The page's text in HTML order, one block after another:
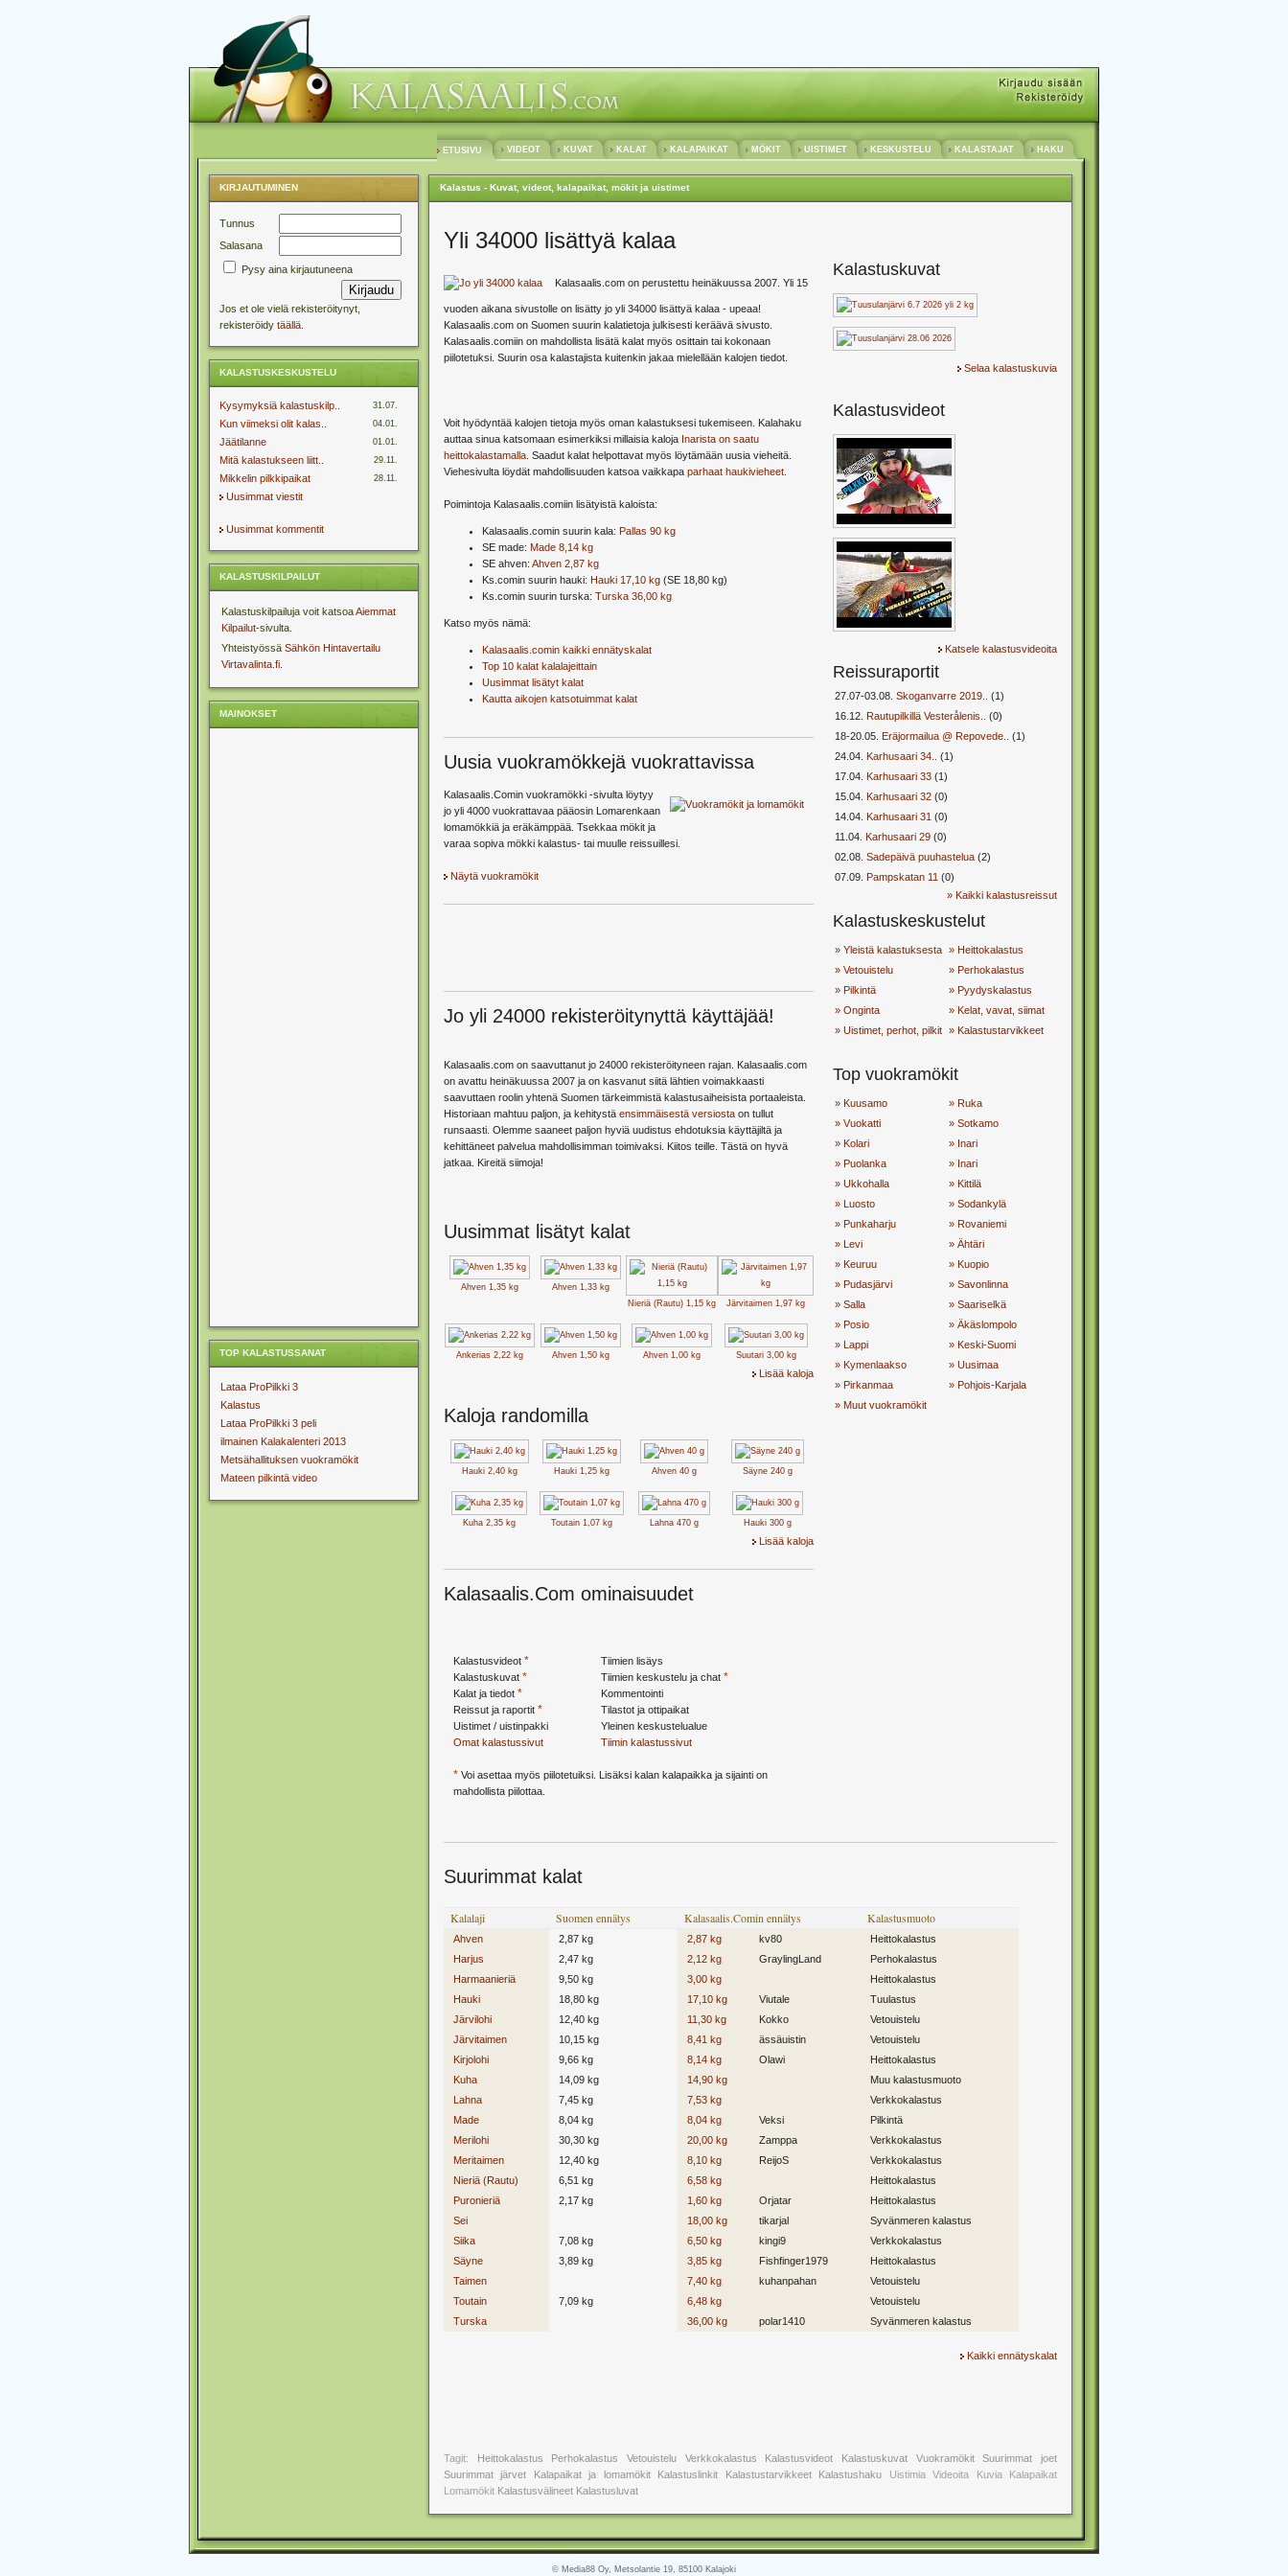
ETUSIVU VIDEOT KUVAT KALAT KALAPAIKAT MÖKIT UISTIMET KESKUSTELU KALASTAJAT HAKU
KIRJAUTUMINEN
Tunnus
Salasana
Pysy aina kirjautuneena
Jos et ole vielä rekisteröitynyt,
rekisteröidy täällä.
KALASTUSKESKUSTELU
Kysymyksiä kalastuskilp.. 31.07.
Kun viimeksi olit kalas.. 04.01.
Jäätilanne 01.01.
Mitä kalastukseen liitt.. 29.11.
Mikkelin pilkkipaikat 28.11.
Uusimmat viestit
Uusimmat kommentit
KALASTUSKILPAILUT
Kalastuskilpailuja voit katsoaAiemmat
Kilpailut-sivulta.
Yhteistyössä Sähkön Hintavertailu
Virtavalinta.fi
MAINOKSET
TOP KALASTUSSANAT
Lataa ProPilkki 3
Kalastus
Lataa ProPilkki 3 peli
ilmainen Kalakalenteri 2013
Metsähallituksen vuokramökit
Mateen pilkintä video
Kalastus - Kuvat, videot, kalapaikat, mökit ja uistimet
Yli 34000 lisättyä kalaa
Kalasaalis.com on perustettu heinäkuussa 2007. Yli 15
vuoden aikana sivustolle on lisätty jo yli 34000 lisättyä kalaa - upeaa!
Kalasaalis.com on Suomen suurin kalatietoja julkisesti keräävä sivusto.
Kalasaalis.comiin on mahdollista lisätä kalat myös osittain tai kokonaan
piilotetuksi. Suurin osa kalastajista kuitenkin jakaa mielellään kalojen tiedot.
Voit hyödyntää kalojen tietoja myös oman kalastuksesi tukemiseen. Kalahaku
auttaa sinua katsomaan esimerkiksi millaisia kaloja Inarista on saatu
heittokalastamalla . Saadut kalat helpottavat myös löytämään uusia vieheitä.
Viehesivulta löydät mahdollisuuden katsoa vaikkapa parhaat haukivieheet
Poimintoja Kalasaalis.comiin lisätyistä kaloista:
Kalasaalis.comin suurin kala: Pallas 90 kg
SE made: Made 8,14 kg
SE ahven: Ahven 2,87 kg
Ks.comin suurin hauki: Hauki 17,10 kg (SE 18,80 kg)
Ks.comin suurin turska: Turska 36,00 kg
Katso myös nämä:
Kalasaalis.comin kaikki ennätyskalat
Top 10 kalat kalalajeittain
Uusimmat lisätyt kalat
Kautta aikojen katsotuimmat kalat
Uusia vuokramökkejä vuokrattavissa
Kalasaalis.Comin vuokramökki -sivulta löytyy
jo yli 4000 vuokrattavaa pääosin Lomarenkaan
lomamökkiä ja eräkämppää. Tsekkaa mökit ja
varaa sopiva mökki kalastus- tai muulle reissuillesi.
Näytä vuokramökit
Jo yli 24000 rekisteröitynyttä käyttäjää!
Kalasaalis.com on saavuttanut jo 24000 rekisteröityneen rajan. Kalasaalis.com
on avattu heinäkuussa 2007 ja on kasvanut siitä lähtien voimakkaasti
saavuttaen roolin yhtenä Suomen tärkeimmistä kalastusaiheisista portaaleista.
Historiaan mahtuu paljon, ja kehitystä ensimmäisestä versiosta on tullut
runsaasti. Olemme saaneet paljon hyviä uudistus ehdotuksia käyttäjiltä ja
kehittäneet palvelua mahdollisimman toimivaksi. Kiitos teille. Tästä on hyvä
jatkaa. Kireitä siimoja!
Uusimmat lisätyt kalat
Ahven 1,35 kg
Ahven 1,33 kg
Nieriä (Rautu) 1,15 kg
Järvitaimen 1,97 kg
Ankerias 2,22 kg Ahven 1,50 kg Ahven 1,00 kg Suutari 3,00 kg
Lisää kaloja
Kaloja randomilla
Hauki 2,40 kg Hauki 1,25 kg Ahven 40 g Säyne 240 g
Kuha 2,35 kg Toutain 1,07 kg Lahna 470 g Hauki 300 g
Lisää kaloja
Kalasaalis.Com ominaisuudet
Kalastusvideot *
Kalastuskuvat *
Kalat ja tiedot *
Reissut ja raportit *
Uistimet / uistinpakki
Omat kalastussivut
Tiimien lisäys
Tiimien keskustelu ja chat *
Kommentointi
Tilastot ja ottipaikat
Yleinen keskustelualue
Tiimin kalastussivut
* Voi asettaa myös piilotetuiksi. Lisäksi kalan kalapaikka ja sijainti on
mahdollista piilottaa.
Kalastuskuvat
Selaa kalastuskuvia
Kalastusvideot
Katsele kalastusvideoita
Reissuraportit
27.07-03.08. Skoganvarre 2019..
(1)
16.12. Rautupilkillä Vesterålenis..
(0)
18-20.05. Eräjormailua @ Repovede..
(1)
24.04. Karhusaari 34..
(1)
17.04. Karhusaari 33 (1)
15.04. Karhusaari 32 (0)
14.04. Karhusaari 31 (0)
11.04. Karhusaari 29 (0)
02.08. Sadepäivä puuhastelua (2)
07.09. Pampskatan 11 (0)
» Kaikki kalastusreissut
Kalastuskeskustelut
» Yleistä kalastuksesta » Heittokalastus
» Vetouistelu
» Perhokalastus
» Pilkintä
» Pyydyskalastus
» Onginta
» Kelat, vavat, siimat
» Uistimet, perhot, pilkit » Kalastustarvikkeet
Top vuokramökit
» Kuusamo
» Ruka
» Vuokatti
» Sotkamo
» Kolari
» Inari
» Puolanka
» Inari
» Ukkohalla
» Kittilä
» Luosto
» Sodankylä
» Punkaharju
» Rovaniemi
» Levi
» Ähtäri
» Keuruu
» Kuopio
» Pudasjärvi
» Savonlinna
» Salla
» Saariselkä
» Posio
» Äkäslompolo
» Lappi
» Keski-Suomi
» Kymenlaakso
» Uusimaa
» Pirkanmaa
» Pohjois-Karjala
» Muut vuokramökit
Suurimmat kalat
Kalalaji Suomen ennätys Kalasaalis.Comin ennätys Kalastusmuoto
Ahven 2,87 kg 2,87 kg kv80
Heittokalastus
Harjus
2,47 kg 2,12 kg GraylingLand
Perhokalastus
Harmaanieriä
9,50 kg 3,00 kg
Heittokalastus
Hauki
18,80 kg 17,10 kg Viutale
Tuulastus
Järvilohi
12,40 kg 11,30 kg Kokko
Vetouistelu
Järvitaimen
10,15 kg 8,41 kg ässäuistin
Vetouistelu
Kirjolohi
9,66 kg 8,14 kg Olawi
Heittokalastus
Kuha
14,09 kg 14,90 kg
Muu kalastusmuoto
Lahna
7,45 kg 7,53 kg
Verkkokalastus
Made
8,04 kg 8,04 kg Veksi
Pilkintä
Merilohi
30,30 kg 20,00 kg Zamppa
Verkkokalastus
Meritaimen
12,40 kg 8,10 kg ReijoS
Verkkokalastus
Nieriä (Rautu)
6,51 kg 6,58 kg
Heittokalastus
Puronieriä
2,17 kg 1,60 kg Orjatar
Heittokalastus
Sei
18,00 kg tikarjal
Syvänmeren kalastus
Siika
7,08 kg 6,50 kg kingi9
Verkkokalastus
Säyne
3,89 kg 3,85 kg Fishfinger1979
Heittokalastus
Taimen
7,40 kg kuhanpahan
Vetouistelu
Toutain
7,09 kg 6,48 kg
Vetouistelu
Turska
36,00 kg polar1410 Syvänmeren kalastus
Kaikki ennätyskalat
Tagit: Heittokalastus Perhokalastus Vetouistelu Verkkokalastus Kalastusvideot Kalastuskuvat Vuokramökit
Suurimmat joet
Suurimmat järvet
Kalapaikat ja lomamökit Kalastuslinkit Kalastustarvikkeet Kalastushaku
Uistimia Videoita Kuvia Kalapaikat
Lomamökit Kalastusvälineet Kalastusluvat
© Media88 Oy, Metsolantie 19, 85100 Kalajoki